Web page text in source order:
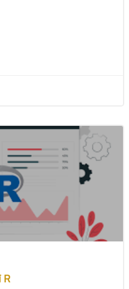
تحليل البيانات باستخدام لغة R